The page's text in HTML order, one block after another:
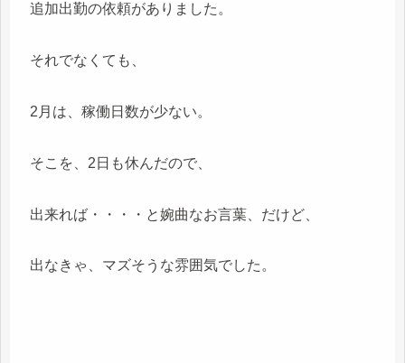
追加出勤の依頼がありました。
それでなくても、
2月は、稼働日数が少ない。
そこを、2日も休んだので、
出来れば・・・・と婉曲なお言葉、だけど、
出なきゃ、マズそうな雰囲気でした。